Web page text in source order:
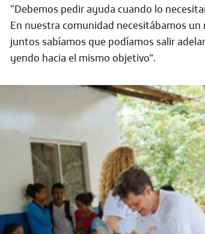
“Debemos pedir ayuda cuando lo
En nuestra comunidad necesitábamos
juntos sabíamos que podíamos salir
yendo hacia el mismo objetivo”.